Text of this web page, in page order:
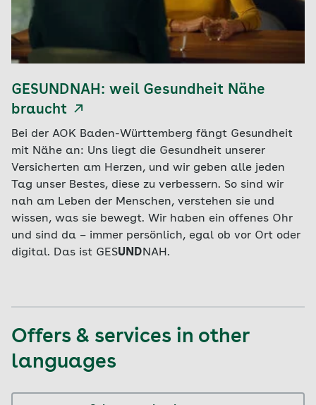
GESUNDNAH: weil Gesundheit Nähe
braucht
Bei der AOK Baden-Württemberg fängt Gesundheit
mit Nähe an: Uns liegt die Gesundheit unserer
Versicherten am Herzen, und wir geben alle jeden
Tag unser Bestes, diese zu verbessern. So sind wir
nah am Leben der Menschen, verstehen sie und
wissen, was sie bewegt. Wir haben ein offenes Ohr
und sind da – immer persönlich, egal ob vor Ort oder
digital. Das ist GESUNDNAH.
Offers & services in other
languages